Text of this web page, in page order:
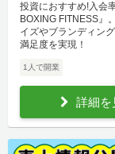
投資におすすめ!入会
BOXING FITNESS』
イズやブランディン
満足度を実現！
1人で開業
詳細を